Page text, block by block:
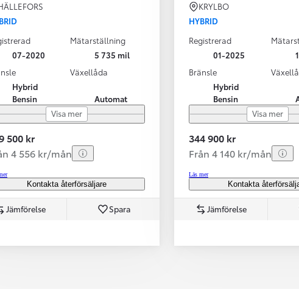
07-2020
Mätarställning
5 735 mil
Hybrid
Bensin
Växellåda
Automat
Visa mer
500 kr
4 556 kr/mån
Kontakta återförsäljare
Jämförelse Spara
KRYLBO
HYBRID
Registrerad
01-2025
Bränsle
Hybrid
Bensin
Visa mer
344 900 kr
Från 4 140 kr/mån
Läs mer
Kontakta
Jämförelse